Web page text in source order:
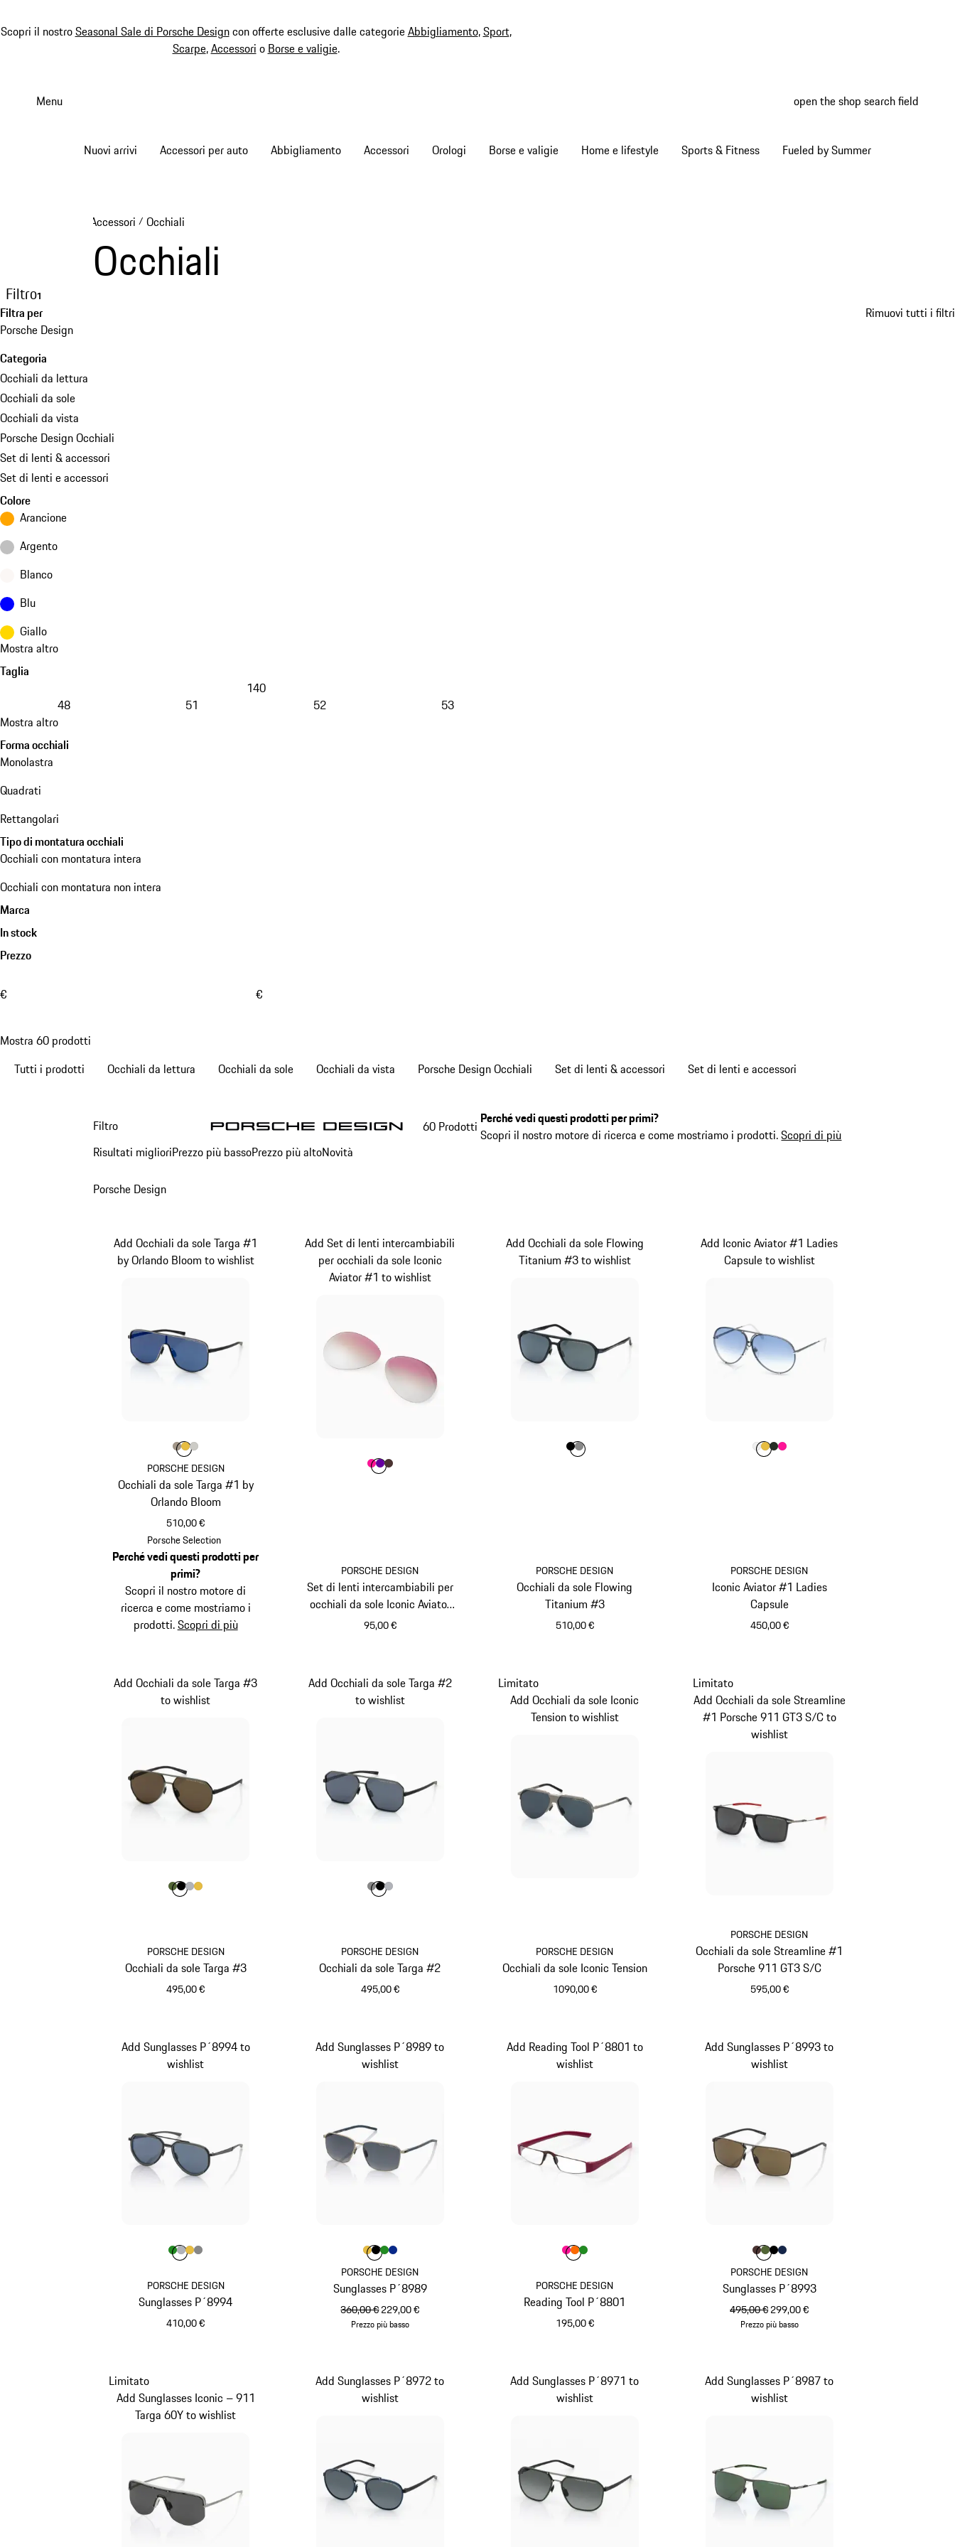
Scopri il nostroSeasonal Sale di Porsche Designcon offerte esclusive dalle categorieAbbigliamento,Sport,
Scarpe,Accessori o Borse e valigie.
Menu open the shop search field
Nuovi arrivi Accessori per auto Abbigliamento Accessori Orologi Borse e valigie Home e lifestyle Sports & Fitness Fueled by Summer
Accessori / Occhiali
Occhiali
Filtro1
Filtra per
Rimuovi tutti i filtri
Porsche Design
Categoria
Occhiali da lettura
Occhiali da sole
Occhiali da vista
Porsche Design Occhiali
Set di lenti & accessori
Set di lenti e accessori
Colore
Arancione
Argento
Blanco
Blu
Giallo
Mostra altro
Taglia
140
48
51 52
53
Mostra altro
Forma occhiali
Monolastra
Quadrati
Rettangolari
Tipo di montatura occhiali
Occhiali con montatura intera
Occhiali con montatura non intera
Marca
In stock
Prezzo
€ €
Mostra 60 prodotti
Tutti i prodotti
Occhiali da lettura Occhiali da sole Occhiali da vista Porsche Design Occhiali Set di lenti & accessori Set di lenti e accessori
Filtro
Risultati miglioriPrezzo più bassoPrezzo più altoNovità
60 Prodotti Perché vedi questi prodotti per primi?
Scopri il nostro motore di ricerca e come mostriamo i prodotti.Scopri di più
Porsche Design
PORSCHE DESIGN
Occhiali da sole Targa #1 by
Orlando Bloom
510,00 €
Palladio Metallizzato
Add Occhiali da sole Targa #1
by Orlando Bloom to wishlist
Colore
Colore
ColoreColore
Porsche Selection
Perché vedi questi prodotti per
primi?
Scopri il nostro motore di
ricerca e come mostriamo i
prodotti.Scopri di più
PORSCHE DESIGN
Set di lenti intercambiabili per
occhiali da sole Iconic Aviator
#1
95,00 €
Add Set di lenti intercambiabili
per occhiali da sole Iconic
Aviator #1 to wishlist
Colore
Colore
ColoreColore
PORSCHE DESIGN
Occhiali da sole Flowing
Titanium #3
510,00 €
Add Occhiali da sole Flowing
Titanium #3 to wishlist
Colore
ColoreColore
PORSCHE DESIGN
Iconic Aviator #1 Ladies
Capsule
450,00 €
Add Iconic Aviator #1 Ladies
Capsule to wishlist
Colore
ColoreBianco
Colore
ColoreColore
PORSCHE DESIGN
Occhiali da sole Targa #3
495,00 €
Add Occhiali da sole Targa #3
to wishlist
Colore
ColoreOlivegreen
Colore
ColoreColore
PORSCHE DESIGN
Occhiali da sole Targa #2
495,00 €
Add Occhiali da sole Targa #2
to wishlist
Colore
Colore
ColoreColore
PORSCHE DESIGN
Occhiali da sole Iconic Tension
1090,00 €
Limitato
Add Occhiali da sole Iconic
Tension to wishlist
PORSCHE DESIGN
Occhiali da sole Streamline #1
Porsche 911 GT3 S/C
595,00 €
Limitato
Add Occhiali da sole Streamline
#1 Porsche 911 GT3 S/C to
wishlist
PORSCHE DESIGN
Sunglasses P´8994
410,00 €
Add Sunglasses P´8994 to
wishlist
Colore
ColoreVerde
Colore
ColoreColore
PORSCHE DESIGN
Sunglasses P´8989
prezzo originale
360,00 €prezzo di vendita
229,00 €
Prezzo più basso
Add Sunglasses P´8989 to
wishlist
Colore
ColoreOro
Colore
ColoreColore
PORSCHE DESIGN
Reading Tool P´8801
195,00 €
Add Reading Tool P´8801 to
wishlist
Colore
Colore
ColoreColore
PORSCHE DESIGN
Sunglasses P´8993
prezzo originale
495,00 €prezzo di vendita
299,00 €
Prezzo più basso
Add Sunglasses P´8993 to
wishlist
Colore
ColoreMarrone
Colore
ColoreColore
Limitato
Add Sunglasses Iconic – 911
Targa 60Y to wishlist
Add Sunglasses P´8972 to
wishlist
Add Sunglasses P´8971 to
wishlist
Add Sunglasses P´8987 to
wishlist